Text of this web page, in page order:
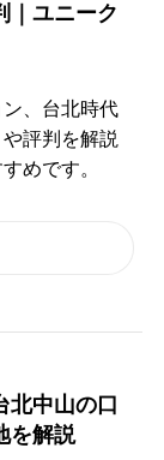
｜ユニーク
、台北時代
評判を解説
めです。
北中山の口
を解説